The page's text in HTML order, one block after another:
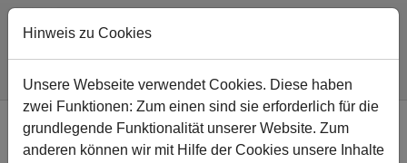
Zum Hauptinhalt springen
Sie sind hier:
Südschule Nachricht
NEWS
Hinweis zu Cookies
Unsere Webseite verwendet Cookies. Diese haben
zwei Funktionen: Zum einen sind sie erforderlich für die
grundlegende Funktionalität unserer Website. Zum
anderen können wir mit Hilfe der Cookies unsere Inhalte